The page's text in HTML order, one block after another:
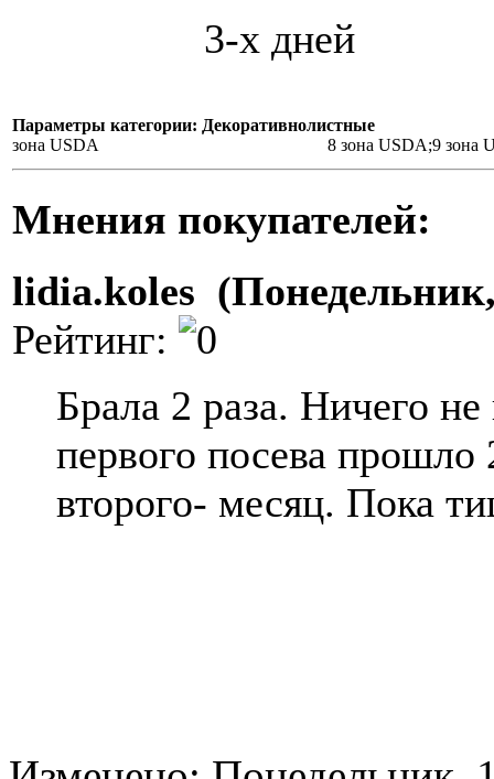
3-х дней
Параметры категории: Декоративнолистные
зона USDA
8 зона USDA;9 зона
Мнения покупателей:
lidia.koles
Рейтинг:
Брала 2 раза. Ничего
первого посева
второго- месяц. Пока